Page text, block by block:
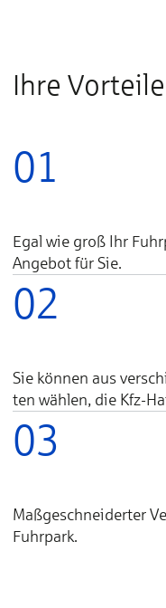
Ihre Vorteile
01
Egal wie groß Ihr
An­ge­bot für Sie.
02
Sie können aus
ten wäh­len, die Kfz-
03
Maßgeschneiderter
Fuhr­park.